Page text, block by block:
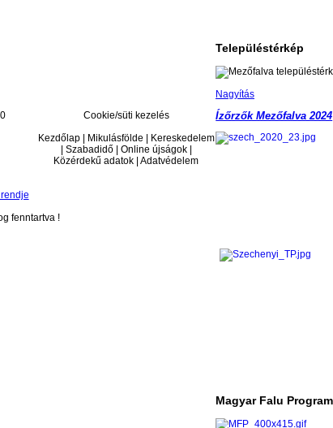
Településtérkép
Nagyítás
Ízőrzők Mezőfalva 2024
Magyar Falu Program
Cookie/süti kezelés
Kezdőlap | Mikulásfölde | Kereskedelem
| Szabadidő | Online újságok |
Közérdekű adatok | Adatvédelem
fenntartva !